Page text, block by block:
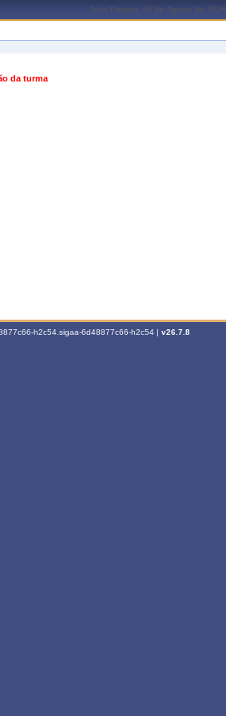
João Pessoa, 06 de Agosto de 2026
da turma
h2c54.sigaa-6d48877c66-h2c54 | v26.7.8